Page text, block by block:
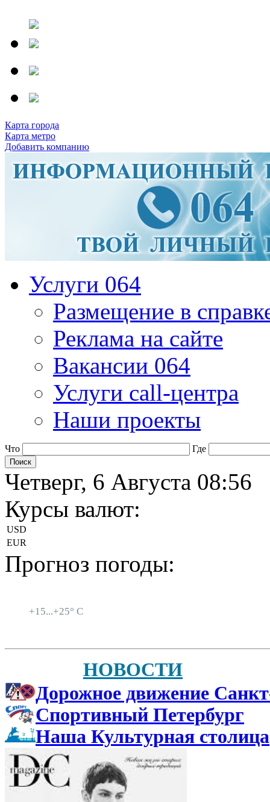
Карта города
Карта метро
Добавить компанию
Услуги 064
Размещение в
Реклама на сайте
Вакансии 064
Услуги call-центра
Наши проекты
Что Где
Четверг, 6 Августа 08:56
Курсы валют:
USD
EUR
Прогноз погоды:
+15...+25° C
НОВОСТИ
Дорожное движение
Спортивный Петербург
Наша Культурная столица